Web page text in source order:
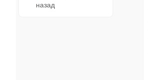
назад